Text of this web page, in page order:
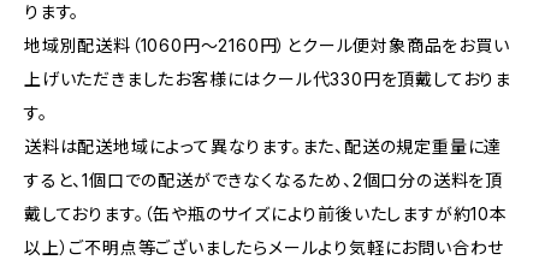
ります。
地域別配送料（1060円～2160円）とクール便対象商品をお買い
上げいただきましたお客様にはクール代330円を頂戴しておりま
す。
送料は配送地域によって異なります。また、配送の規定重量に達
すると、1個口での配送ができなくなるため、2個口分の送料を頂
戴しております。（缶や瓶のサイズにより前後いたしますが約10本
以上）ご不明点等ございましたらメールより気軽にお問い合わせ